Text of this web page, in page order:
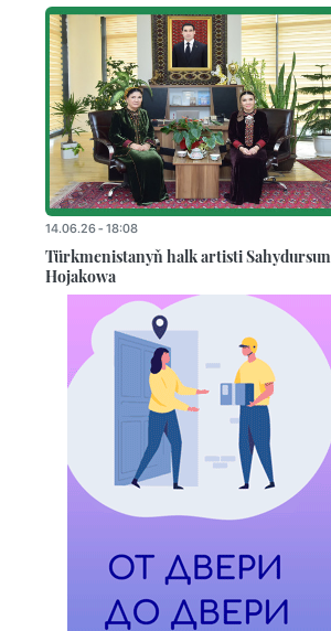
14.06.26 - 18:08
Türkmenistanyň halk artisti Sahydursun
Hojakowa